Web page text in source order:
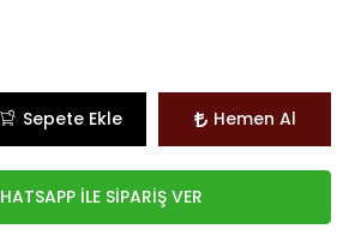
Sepete Ekle Hemen Al
İLE SİPARİŞ VER